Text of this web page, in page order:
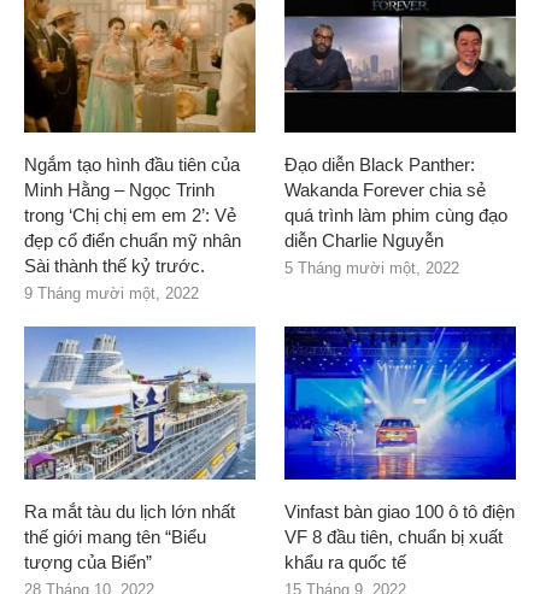
Ngắm tạo hình đầu tiên của
Minh Hằng – Ngọc Trinh
trong ‘Chị chị em em 2’: Vẻ
đẹp cổ điển chuẩn mỹ nhân
Sài thành thế kỷ trước.
9 Tháng mười một, 2022
Đạo diễn Black Panther:
Wakanda Forever chia sẻ
quá trình làm phim cùng đạo
diễn Charlie Nguyễn
5 Tháng mười một, 2022
Ra mắt tàu du lịch lớn nhất
thế giới mang tên “Biểu
tượng của Biển”
28 Tháng 10, 2022
Vinfast bàn giao 100 ô tô điện
VF 8 đầu tiên, chuẩn bị xuất
khẩu ra quốc tế
15 Tháng 9, 2022